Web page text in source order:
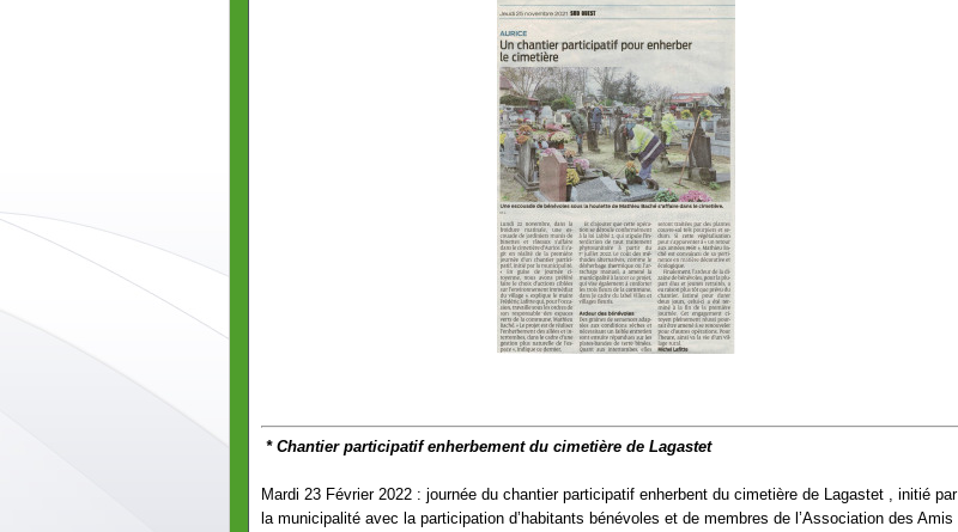
* Chantier participatif enherbement du cimetière de Lagastet
Mardi 23 Février 2022 : journée du chantier participatif enherbent du cimetière de Lagastet , initié par
la municipalité avec la participation d’habitants bénévoles et de membres de l’Association des Amis